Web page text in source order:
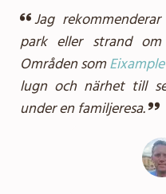
Jag
park eller strand
Områden somEixample
lugn och närhet till
under en familjeresa.